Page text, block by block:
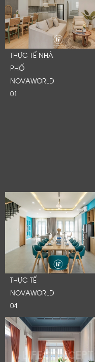
THỰC TẾ NHÀ
PHỐ
NOVAWORLD
01
THỰC TẾ
NOVAWORLD
04